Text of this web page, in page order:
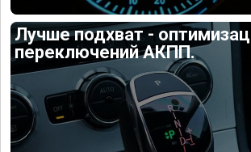
Лучше подхват -
переключений АКПП.